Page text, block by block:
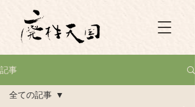
記事
全ての記事